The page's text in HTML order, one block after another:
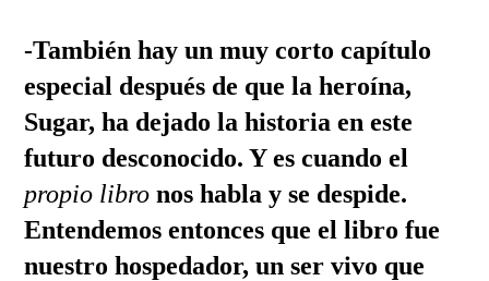
-También hay un muy corto capítulo
especial después de que la heroína,
Sugar, ha dejado la historia en este
futuro desconocido. Y es cuando el
propio libronos habla y se despide.
Entendemos entonces que el libro fue
nuestro hospedador, un ser vivo que